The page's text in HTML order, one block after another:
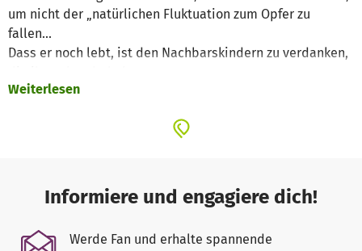
um nicht der „natürlichen Fluktuation zum Opfer zu
fallen…
Dass er noch lebt, ist den Nachbarskindern zu verdanken,
Weiterlesen
Informiere und engagiere dich!
Werde Fan und erhalte spannende